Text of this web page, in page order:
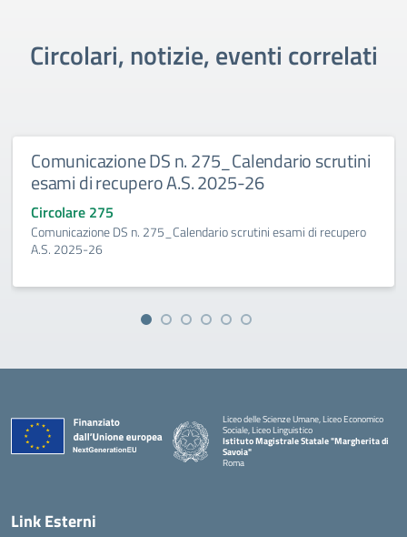
Circolari, notizie, eventi correlati
Comunicazione DS n. 275_Calendario scrutini
esami di recupero A.S. 2025-26
Circolare 275
Comunicazione DS n. 275_Calendario scrutini esami di recupero
A.S. 2025-26
Liceo delle Scienze Umane, Liceo Economico
Sociale, Liceo Linguistico
Istituto Magistrale Statale "Margherita di
Savoia"
Roma
Link Esterni